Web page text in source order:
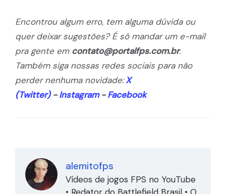
Encontrou algum erro, tem alguma dúvida ou
quer deixar sugestões? É só mandar um e-mail
pra gente em contato@portalfps.com.br.
Também siga nossas redes sociais para não
perder nenhuma novidade:X
(Twitter)-Instagram-Facebook
alemitofps
Vídeos de jogos FPS no YouTube
• Redator do Battlefield Brasil • O